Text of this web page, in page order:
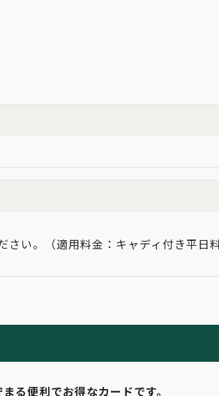
さい。（適用料金：キャディ付き平日
る便利でお得なカードです。